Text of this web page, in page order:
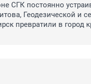
СГК постоянно
Геодезической и
превратили в город